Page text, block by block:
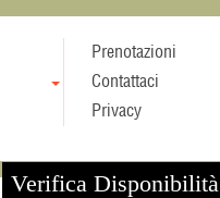
Prenotazioni
Contattaci
Privacy
Verifica Disponibilità